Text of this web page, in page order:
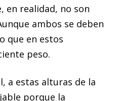
en realidad, no son
ambos se deben
que en estos
peso.
a estas alturas de la
porque la